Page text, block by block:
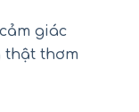
giác
thật thơm